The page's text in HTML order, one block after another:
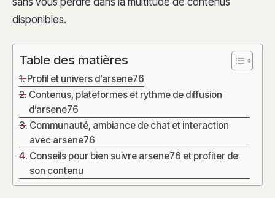
disponibles.
Table des matières
Profil et univers d’arsene76
Contenus, plateformes et rythme de diffusion
d’arsene76
Communauté, ambiance de chat et interaction
avec arsene76
Conseils pour bien suivre arsene76 et profiter de
son contenu